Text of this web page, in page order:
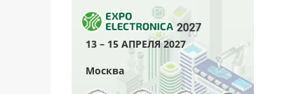
13 – 15 АПРЕЛЯ 2027
Москва